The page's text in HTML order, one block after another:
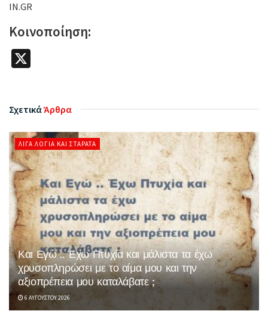
IN.GR
Κοινοποίηση:
ΣχετικάΆρθρα
ΛΊΓΑ ΛΌΓΙΑ ΚΑΙ ΣΤΑΡΆΤΑ
Και Εγώ .. Έχω Πτυχία και μάλιστα τα έχω
χρυσοπληρώσει με το αίμα μου και την
αξιοπρέπεια μου καταλάβατε ;
6 ΑΥΓΟΎΣΤΟΥ 2026